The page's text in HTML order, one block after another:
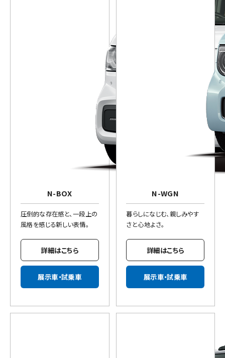
N-BOX
圧倒的な存在感と、一段上の
風格を感じる新しい表情。
詳細はこちら
展示車・試乗車
N-WGN
暮らしになじむ、親しみやす
さと心地よさ。
詳細はこちら
展示車・試乗車